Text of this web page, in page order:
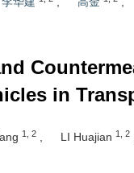
in
1 2 LI Huajian 1 2